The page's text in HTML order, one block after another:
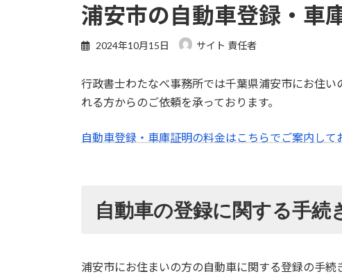
浦安市の自動車登録・車
2024年10月15日 サイト 責任者
行政書士わたなべ事務所では千葉県浦安市にお住
れる方からのご依頼を承っております。
自動車登録・車庫証明の料金はこちらでご案内して
自動車の登録に関する手続
浦安市にお住まいの方の自動車に関する登録の手